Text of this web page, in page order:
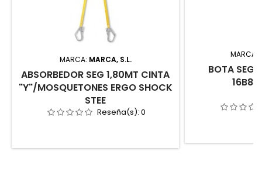
MARCA: MARCA, S.L.
ABSORBEDOR SEG 1,80MT CINTA
"Y"/MOSQUETONES ERGO SHOCK
STEE
Reseña(s): 0
MARCA:
BOTA SEG.